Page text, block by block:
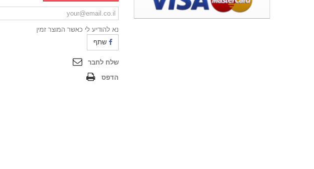
נא להודיע ​​לי כאשר המוצר זמין
שתף
שלח לחבר
הדפס